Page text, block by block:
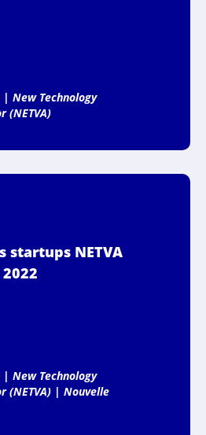
| New Technology
(NETVA)
startups NETVA
| New Technology
(NETVA)| Nouvelle